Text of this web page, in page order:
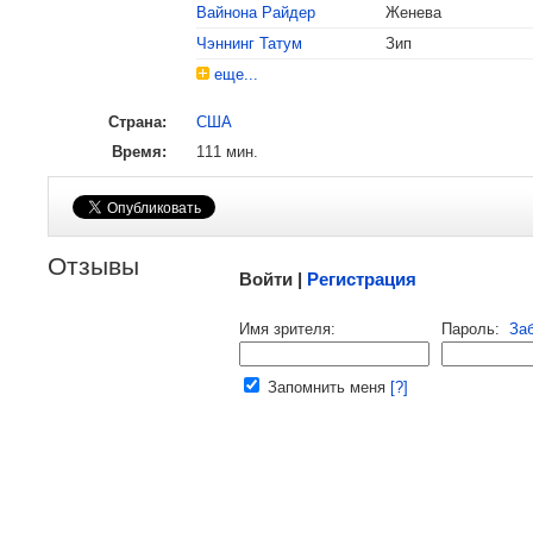
Вайнона Райдер
Женева
Чэннинг Татум
Зип
еще...
Страна:
США
Время:
111 мин.
Отзывы Войти | Регистрация
Имя зрителя: Пароль:
Запомнить меня [?]